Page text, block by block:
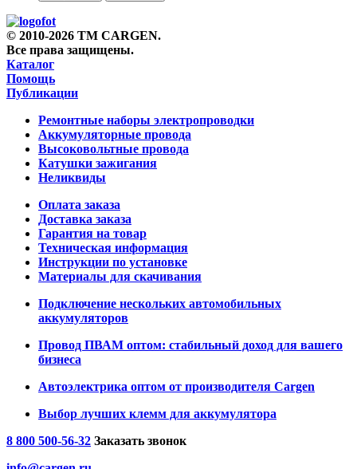
© 2010-2026 TM CARGEN.
Все права защищены.
Каталог
Помощь
Публикации
Ремонтные наборы электропроводки
Аккумуляторные провода
Высоковольтные провода
Катушки зажигания
Неликвиды
Оплата заказа
Доставка заказа
Гарантия на товар
Техническая информация
Инструкции по установке
Материалы для скачивания
Подключение нескольких автомобильных
аккумуляторов
Провод ПВАМ оптом: стабильный доход для вашего
бизнеса
Автоэлектрика оптом от производителя Cargen
Выбор лучших клемм для аккумулятора
8 800 500-56-32 Заказать звонок